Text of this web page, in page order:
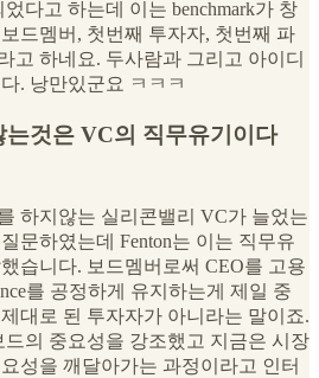
다고 하는데 이는 benchmark가 창
드멤버, 첫번째 투자자, 첫번째 파
고 하네요. 두사람과 그리고 아이디
. 낭만있군요 ㅋㅋㅋ
것은 VC의 직무유기이다
하지않는 실리콘밸리 VC가 늘었는
문하였는데 Fenton는 이는 직무유
습니다. 보드멤버로써 CEO를 고용
를 공정하게 유지하는게 제일 중
대로 된 투자자가 아니라는 말이죠.
의 중요성을 강조했고 지금은 시장
성을 깨달아가는 과정이라고 인터